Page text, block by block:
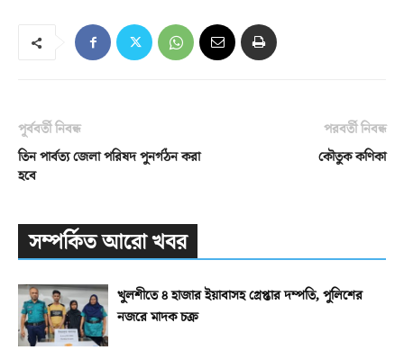
পূর্ববর্তী নিবন্ধ
তিন পার্বত্য জেলা পরিষদ পুনর্গঠন করা
হবে
পরবর্তী নিবন্ধ
কৌতুক কণিকা
সম্পর্কিত আরো খবর
খুলশীতে ৪ হাজার ইয়াবাসহ গ্রেপ্তার দম্পতি, পুলিশের
নজরে মাদক চক্র